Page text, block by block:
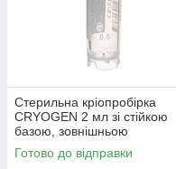
Стерильна кріопробірка
CRYOGEN 2 мл зі стійкою
базою, зовнішньою
гвинтовою кришкою і штрих-
кодом (50 шт/пак)
Готово до відправки